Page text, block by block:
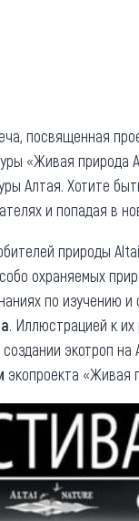
Новости
Что
посвященная
«Живая
Алтая. Хотите
и попадая в
природы
охраняемых
по изучению
. Иллюстрацией к
экотроп на
экопроекта «Живая